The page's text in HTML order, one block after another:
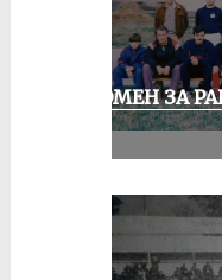
СПОМЕН ЗА